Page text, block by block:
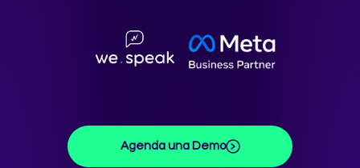
Agenda una Demo